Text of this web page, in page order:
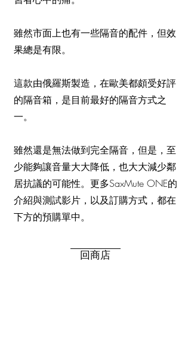
雖然市面上也有一些隔音的配件，但效
果總是有限。
這款由俄羅斯製造，在歐美都頗受好評
的隔音箱，是目前最好的隔音方式之
一。
雖然還是無法做到完全隔音，但是，至
少能夠讓音量大大降低，也大大減少鄰
居抗議的可能性。更多SaxMute ONE的
介紹與測試影片，以及訂購方式，都在
下方的預購單中。
回商店